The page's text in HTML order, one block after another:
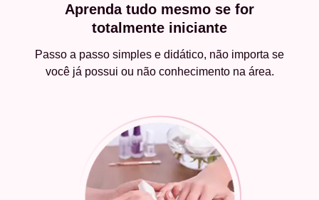
Aprenda tudo mesmo se for
totalmente iniciante
Passo a passo simples e didático, não importa se
você já possui ou não conhecimento na área.